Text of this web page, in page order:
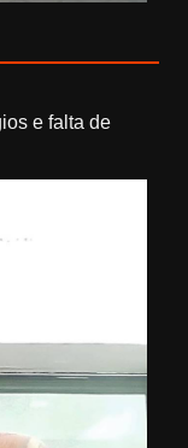
e falta de